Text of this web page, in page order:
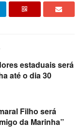
na condenação
um trecho do
estaduais será
até o dia 30
Filho será
da Marinha”